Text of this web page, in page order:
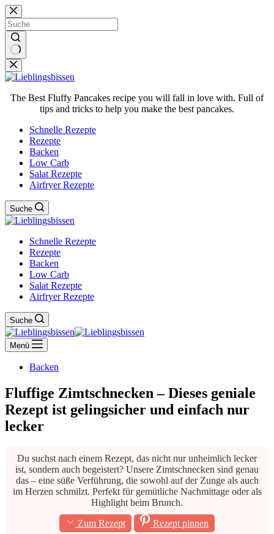
Zum
Inhalt
springen
Keine
Ergebnisse
The Best Fluffy Pancakes recipe you will fall in love with. Full of
tips and tricks to help you make the best pancakes.
Schnelle Rezepte
Rezepte
Backen
Low Carb
Salat Rezepte
Airfryer Rezepte
Suche
Schnelle Rezepte
Rezepte
Backen
Low Carb
Salat Rezepte
Airfryer Rezepte
Suche
Menü
Backen
Fluffige Zimtschnecken – Dieses geniale
Rezept ist gelingsicher und einfach nur
lecker
Du suchst nach einem Rezept, das nicht nur unheimlich lecker
ist, sondern auch begeistert? Unsere Zimtschnecken sind genau
das – eine süße Verführung, die sowohl auf der Zunge als auch
im Herzen schmilzt. Perfekt für gemütliche Nachmittage oder als
Highlight beim Brunch.
Zum Rezept
Rezept pinnen